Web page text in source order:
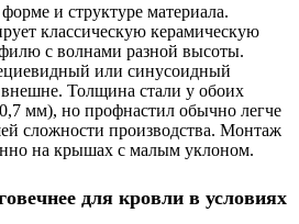
и структуре материала.
классическую керамическую
с волнами разной высоты.
или синусоидный
Толщина стали у обоих
мм), но профнастил обычно легче
сложности производства. Монтаж
на крышах с малым уклоном.
для кровли в условиях